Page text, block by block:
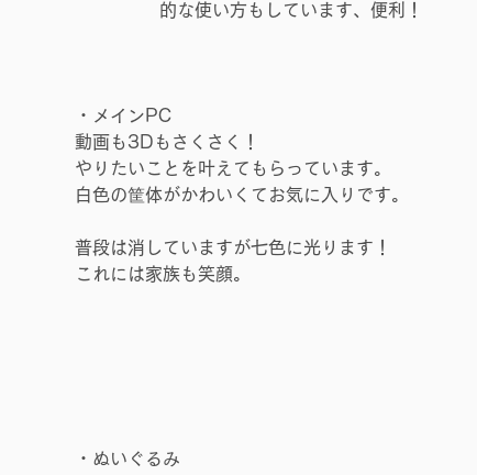
的な使い方もしています、便利！
・メインPC
動画も3Dもさくさく！
やりたいことを叶えてもらっています。
白色の筐体がかわいくてお気に入りです。
普段は消していますが七色に光ります！
これには家族も笑顔。
・ぬいぐるみ